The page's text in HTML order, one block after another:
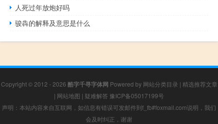
人死过年放炮好吗
骏犇的解释及意思是什么
Copyright © 2012 - 2026 酷字千寻字体网 Powered by 网站分类目录 | 精选推荐文章
| 网站地图 | 疑难解答 豫ICP备05017199号
声明：本站内容来自互联网，如信息有错误可发邮件到f_fb#foxmail.com说明，我们
会及时纠正，谢谢